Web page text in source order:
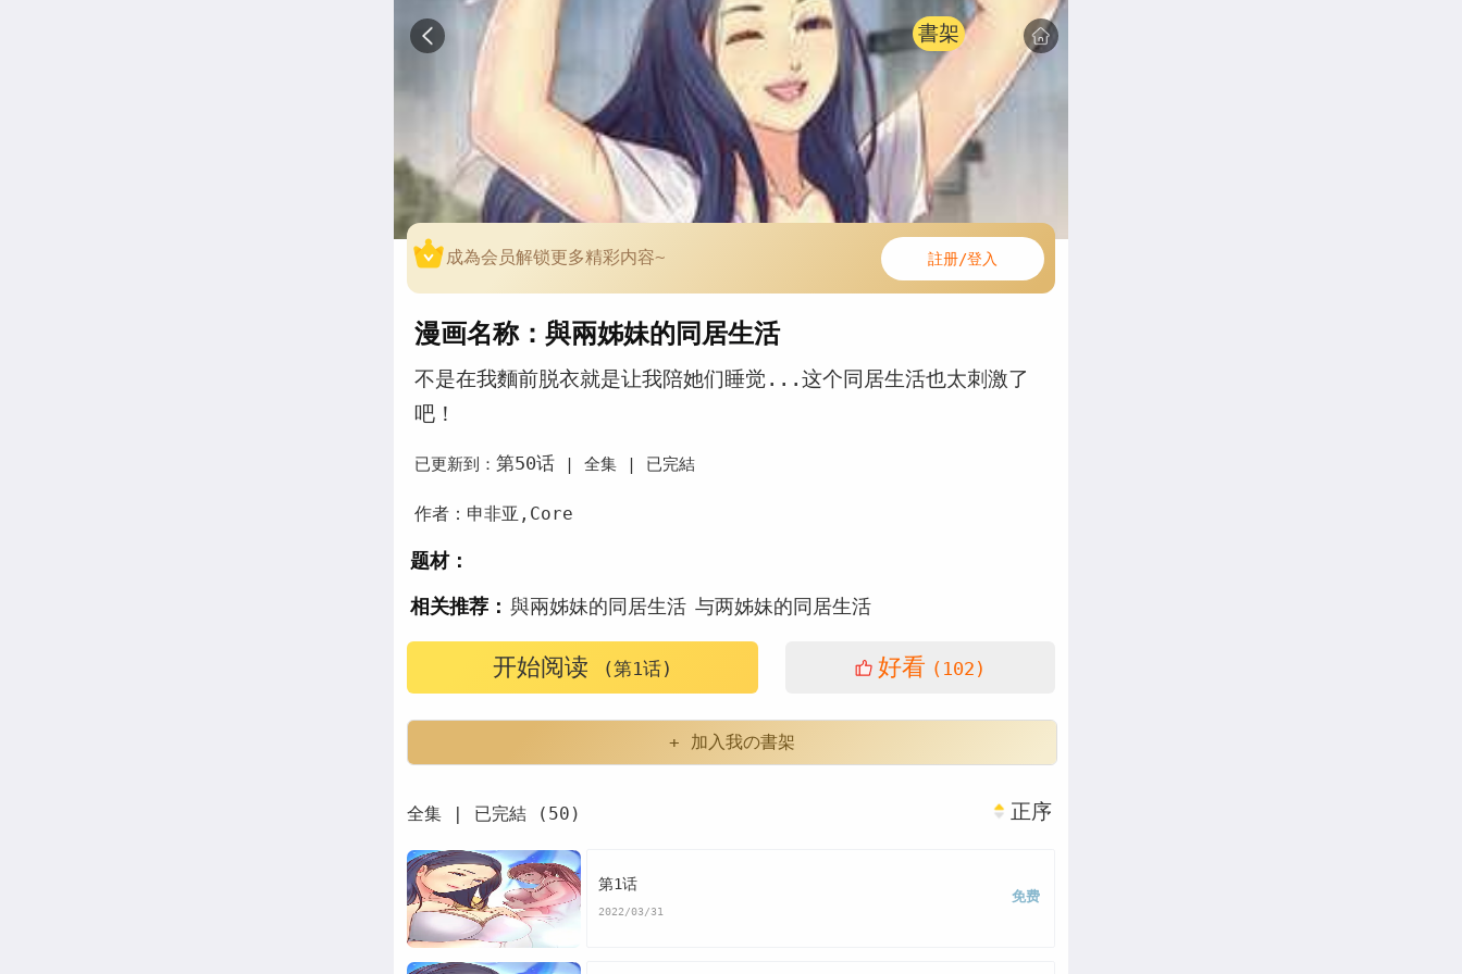
書架
成為会员解锁更多精彩内容~ 註册/登入
漫画名称：與兩姊妹的同居生活
不是在我麵前脱衣就是让我陪她们睡觉...这个同居生活也太刺激了
吧！
已更新到： 第50话| 全集 | 已完結
作者：申非亚,Core
题材：
相关推荐： 與兩姊妹的同居生活 与两姊妹的同居生活
與兩姊妹的同居生活韩漫完整版 在我麵前 脱衣
开始阅读 (第1话) 好看 (102)
+ 加入我の書架
全集 | 已完結 (50) 正序
第1话
2022/03/31
免费